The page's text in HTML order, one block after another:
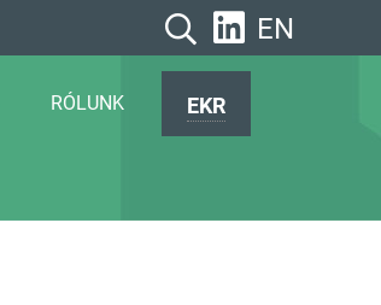
EN
RÓLUNK EKR